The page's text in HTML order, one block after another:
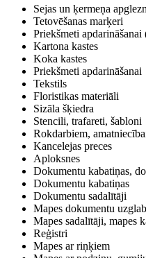
Sejas un ķermeņa
Tetovēšanas marķeri
Priekšmeti apdarināšanai
Kartona kastes
Koka kastes
Priekšmeti apdarināšanai
Tekstils
Floristikas materiāli
Sizāla šķiedra
Stencili, trafareti, šabloni
Rokdarbiem,
Kancelejas preces
Aploksnes
Dokumentu kabatiņas,
Dokumentu kabatiņas
Dokumentu sadalītāji
Mapes dokumentu
Mapes sadalītāji, mapes
Reģistri
Mapes ar riņķiem